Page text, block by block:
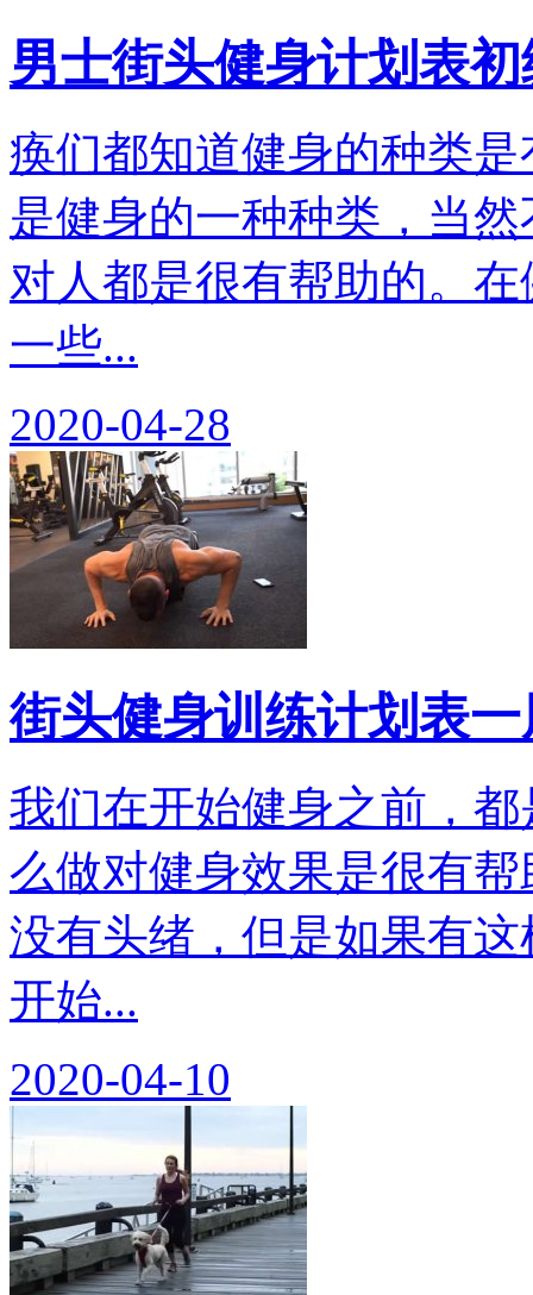
男士街头健身计划表
痪们都知道健身的种类
是健身的一种种类，当
对人都是很有帮助的。
一些...
2020-04-28
街头健身训练计划表
我们在开始健身之前，
么做对健身效果是很有
没有头绪，但是如果有
开始...
2020-04-10